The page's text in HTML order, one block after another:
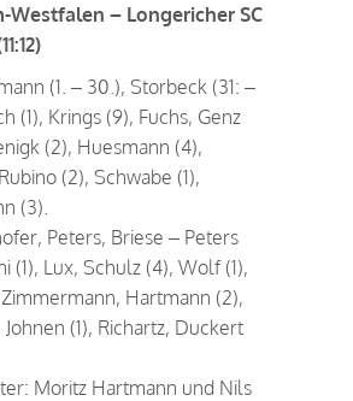
Westfalen – Longericher SC
(1. – 30.), Storbeck (31: –
(1), Krings (9), Fuchs, Genz
(2), Huesmann (4),
(2), Schwabe (1),
(3).
Peters, Briese – Peters
(1), Lux, Schulz (4), Wolf (1),
Hartmann (2),
(1), Richartz, Duckert
Moritz Hartmann und Nils